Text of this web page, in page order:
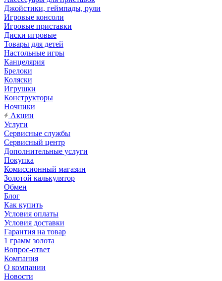
Джойстики, геймпады, рули
Игровые консоли
Игровые приставки
Диски игровые
Товары для детей
Настольные игры
Канцелярия
Брелоки
Коляски
Игрушки
Конструкторы
Ночники
Акции
Услуги
Сервисные службы
Сервисный центр
Дополнительные услуги
Покупка
Комиссионный магазин
Золотой калькулятор
Обмен
Блог
Как купить
Условия оплаты
Условия доставки
Гарантия на товар
1 грамм золота
Вопрос-ответ
Компания
О компании
Новости